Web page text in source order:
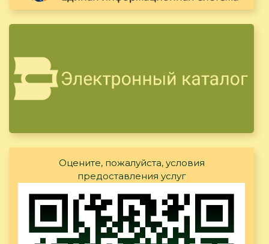
Оцените, пожалуйста, условия
предоставления услуг